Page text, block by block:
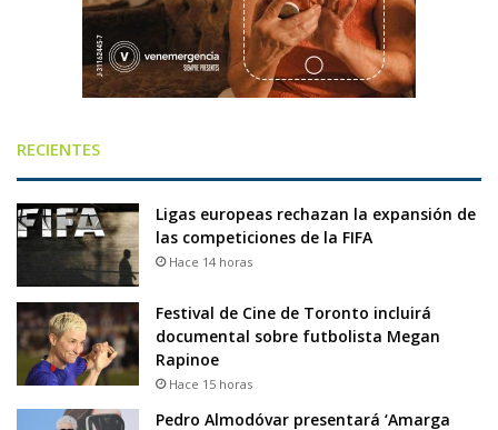
RECIENTES
Ligas europeas rechazan la expansión de
las competiciones de la FIFA
Hace 14 horas
Festival de Cine de Toronto incluirá
documental sobre futbolista Megan
Rapinoe
Hace 15 horas
Pedro Almodóvar presentará ‘Amarga